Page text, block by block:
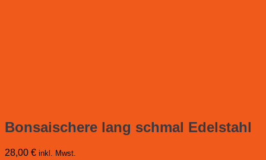
Bonsaischere lang schmal Edelstahl
28,00 € inkl. Mwst.